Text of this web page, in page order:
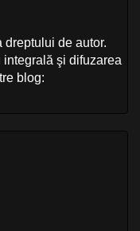
dreptului de autor.
şi difuzarea
blog: